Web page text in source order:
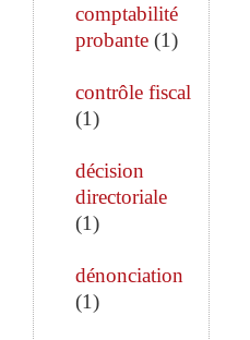
comptabilité
probante (1)
contrôle fiscal
(1)
décision
directoriale
(1)
dénonciation
(1)